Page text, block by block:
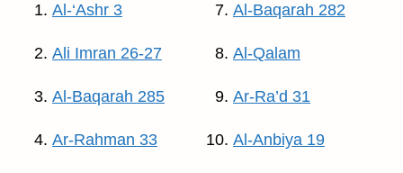
Al-‘Ashr 3
Ali Imran 26-27
Al-Baqarah 285
Ar-Rahman 33
Al-Baqarah 282
Al-Qalam
Ar-Ra’d 31
Al-Anbiya 19